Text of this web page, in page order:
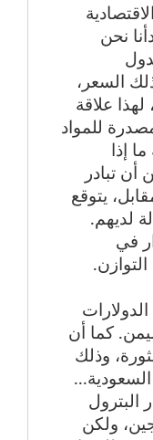
نحن
تشتري بذلك السعر،
علاقة
للمواد
إذا
تبادر
يتوقع
لديهم.
في
كما أن
وذلك
البترول
ولكن